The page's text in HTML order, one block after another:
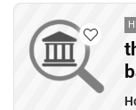
Xe - Phương
Tất cả danh